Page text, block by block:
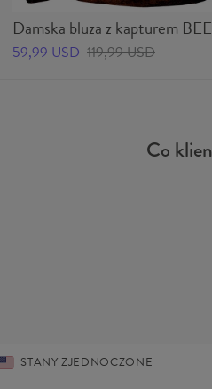
Damska bluza z kapturem BEE
59,99 USD 119,99 USD
Co
STANY ZJEDNOCZONE